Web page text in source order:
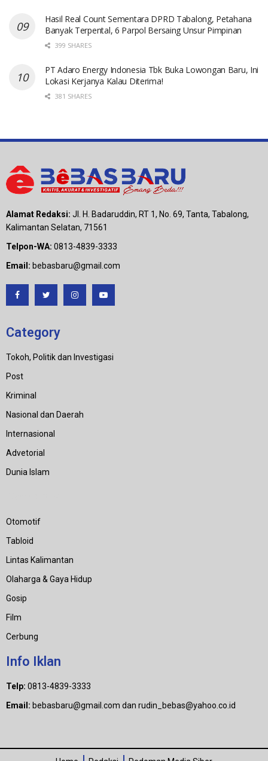
Hasil Real Count Sementara DPRD Tabalong, Petahana
Banyak Terpental, 6 Parpol Bersaing Unsur Pimpinan
399 SHARES
PT Adaro Energy Indonesia Tbk Buka Lowongan Baru, Ini
Lokasi Kerjanya Kalau Diterima!
381 SHARES
Alamat Redaksi: Jl. H. Badaruddin, RT 1, No. 69, Tanta, Tabalong,
Kalimantan Selatan, 71561
Telpon-WA: 0813-4839-3333
Email: bebasbaru@gmail.com
Category
Tokoh, Politik dan Investigasi
Post
Kriminal
Nasional dan Daerah
Internasional
Advetorial
Dunia Islam
Otomotif
Tabloid
Lintas Kalimantan
Olaharga & Gaya Hidup
Gosip
Film
Cerbung
Info Iklan
Telp: 0813-4839-3333
Email: bebasbaru@gmail.com dan rudin_bebas@yahoo.co.id